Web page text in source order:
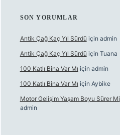
SON YORUMLAR
Antik Çağ Kaç Yıl Sürdü için admin
Antik Çağ Kaç Yıl Sürdü için Tuana
100 Katlı Bina Var Mı için admin
100 Katlı Bina Var Mı için Aybike
Motor Gelişim Yaşam Boyu Sürer Mi
admin